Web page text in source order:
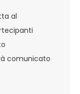
al
comunicato